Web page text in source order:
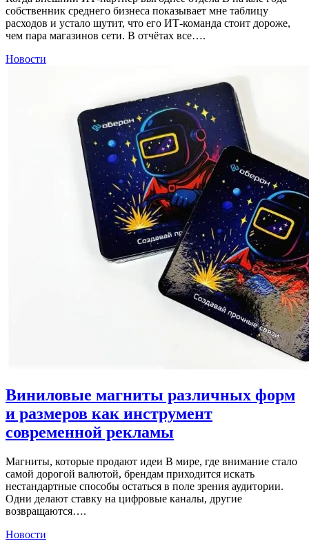
собственник среднего бизнеса показывает мне таблицу
расходов и устало шутит, что его ИТ-команда стоит дороже,
чем пара магазинов сети. В отчётах все….
Новости
Виниловые магниты различных форм
и размеров как инструмент
современной рекламы
Магниты, которые продают идеи В мире, где внимание стало
самой дорогой валютой, брендам приходится искать
нестандартные способы остаться в поле зрения аудитории.
Одни делают ставку на цифровые каналы, другие
возвращаются….
Новости